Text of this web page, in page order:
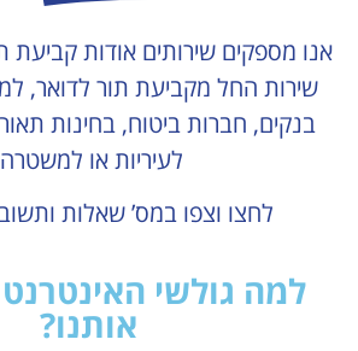
אנו מספקים שירותים אודות קביעת
שירות החל מקביעת תור לדואר,
בנקים, חברות ביטוח, בחינות
לעיריות או
לחצו וצפו במס’ שאלות
למה גולשי
אותנו?